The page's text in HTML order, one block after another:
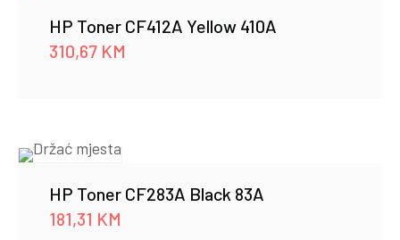
HP Toner CF412A Yellow 410A
310,67 KM
HP Toner CF283A Black 83A
181,31 KM